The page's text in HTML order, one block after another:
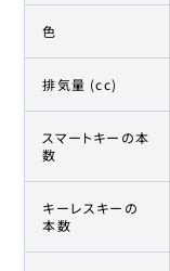
色
排気量 (cc)
スマートキーの本
数
キーレスキーの
本数